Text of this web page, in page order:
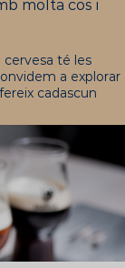
molta cos i
cervesa té les
a explorar
cadascun